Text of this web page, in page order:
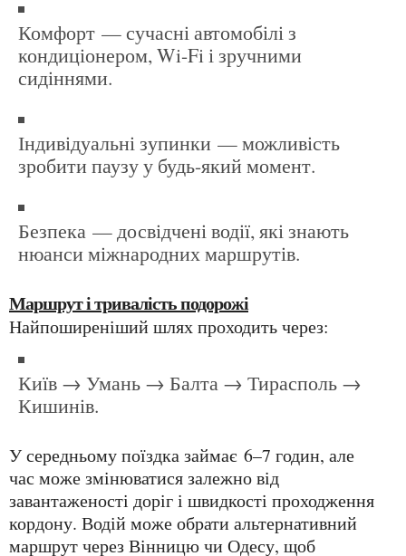
Комфорт — сучасні автомобілі з
кондиціонером, Wi-Fi і зручними
сидіннями.
Індивідуальні зупинки — можливість
зробити паузу у будь-який момент.
Безпека — досвідчені водії, які знають
нюанси міжнародних маршрутів.
Маршрут і тривалість подорожі
Найпоширеніший шлях проходить через:
Київ → Умань → Балта → Тирасполь →
Кишинів.
У середньому поїздка займає 6–7 годин, але
час може змінюватися залежно від
завантаженості доріг і швидкості проходження
кордону. Водій може обрати альтернативний
маршрут через Вінницю чи Одесу, щоб